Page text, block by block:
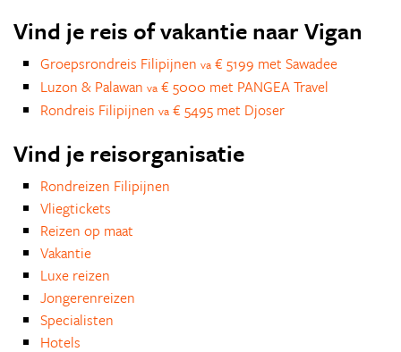
Vind je reis of vakantie naar Vigan
Groepsrondreis Filipijnen va € 5199 met Sawadee
Luzon & Palawan va € 5000 met PANGEA Travel
Rondreis Filipijnen va € 5495 met Djoser
Vind je reisorganisatie
Rondreizen Filipijnen
Vliegtickets
Reizen op maat
Vakantie
Luxe reizen
Jongerenreizen
Specialisten
Hotels